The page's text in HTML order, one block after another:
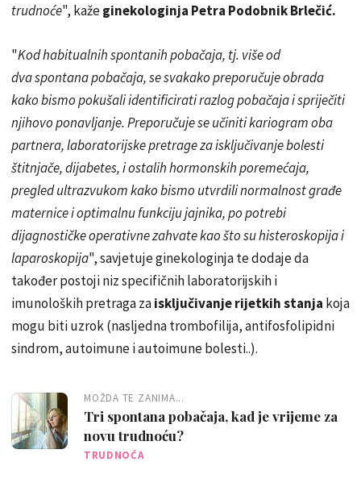
trudnoće", kažeginekologinja Petra Podobnik Brlečić.
"Kod habitualnih spontanih pobačaja, tj. više od
dva spontana pobačaja, se svakako preporučuje obrada
kako bismo pokušali identificirati razlog pobačaja i spriječiti
njihovo ponavljanje. Preporučuje se učiniti kariogram oba
partnera, laboratorijske pretrage za isključivanje bolesti
štitnjače, dijabetes, i ostalih hormonskih poremećaja,
pregled ultrazvukom kako bismo utvrdili normalnost građe
maternice i optimalnu funkciju jajnika, po potrebi
dijagnostičke operativne zahvate kao što su histeroskopija i
laparoskopija", savjetuje ginekologinja te dodaje da
također postoji niz specifičnih laboratorijskih i
imunoloških pretraga zaisključivanje rijetkih stanja koja
mogu biti uzrok (nasljedna trombofilija, antifosfolipidni
sindrom, autoimune i autoimune bolesti..).
MOŽDA TE ZANIMA...
Tri spontana pobačaja, kad je vrijeme za
novu trudnoću?
TRUDNOĆA